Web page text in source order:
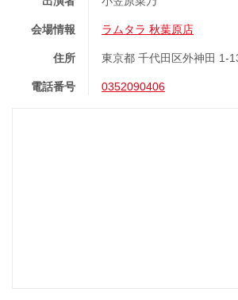
会場情報 ラムタラ 秋葉原店
住所 東京都 千代田区外神田 1-
電話番号 0352090406